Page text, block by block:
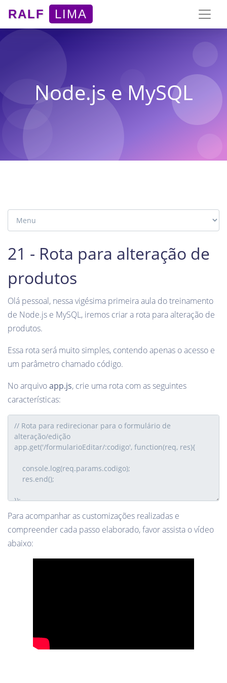
RALF LIMA
Node.js e MySQL
21 - Rota para alteração de
produtos
Olá pessoal, nessa vigésima primeira aula do treinamento
de Node.js e MySQL, iremos criar a rota para alteração de
produtos.
Essa rota será muito simples, contendo apenas o acesso e
um parâmetro chamado código.
No arquivoapp.js, crie uma rota com as seguintes
características:
Para acompanhar as customizações realizadas e
compreender cada passo elaborado, favor assista o vídeo
abaixo: